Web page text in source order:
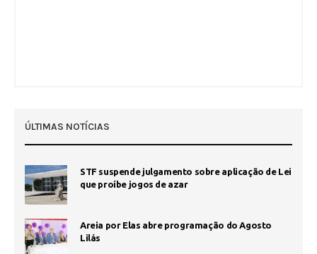
ÚLTIMAS NOTÍCIAS
STF suspende julgamento sobre aplicação de Lei
que proíbe jogos de azar
Areia por Elas abre programação do Agosto
Lilás